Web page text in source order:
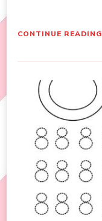
CONTINUE READING